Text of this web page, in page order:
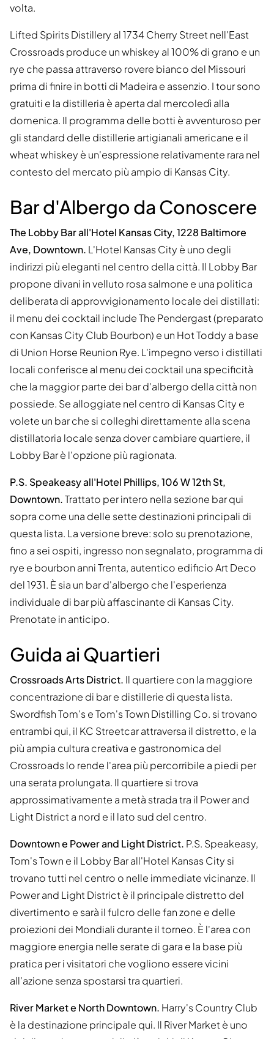
volta.
Lifted Spirits Distillery al 1734 Cherry Street nell'East
Crossroads produce un whiskey al 100% di grano e un
rye che passa attraverso rovere bianco del Missouri
prima di finire in botti di Madeira e assenzio. I tour sono
gratuiti e la distilleria è aperta dal mercoledì alla
domenica. Il programma delle botti è avventuroso per
gli standard delle distillerie artigianali americane e il
wheat whiskey è un'espressione relativamente rara nel
contesto del mercato più ampio di Kansas City.
Bar d'Albergo da Conoscere
The Lobby Bar all'Hotel Kansas City, 1228 Baltimore
Ave, Downtown. L'Hotel Kansas City è uno degli
indirizzi più eleganti nel centro della città. Il Lobby Bar
propone divani in velluto rosa salmone e una politica
deliberata di approvvigionamento locale dei distillati:
il menu dei cocktail include The Pendergast (preparato
con Kansas City Club Bourbon) e un Hot Toddy a base
di Union Horse Reunion Rye. L'impegno verso i distillati
locali conferisce al menu dei cocktail una specificità
che la maggior parte dei bar d'albergo della città non
possiede. Se alloggiate nel centro di Kansas City e
volete un bar che si colleghi direttamente alla scena
distillatoria locale senza dover cambiare quartiere, il
Lobby Bar è l'opzione più ragionata.
P.S. Speakeasy all'Hotel Phillips, 106 W 12th St,
Downtown.Trattato per intero nella sezione bar qui
sopra come una delle sette destinazioni principali di
questa lista. La versione breve: solo su prenotazione,
fino a sei ospiti, ingresso non segnalato, programma di
rye e bourbon anni Trenta, autentico edificio Art Deco
del 1931. È sia un bar d'albergo che l'esperienza
individuale di bar più affascinante di Kansas City.
Prenotate in anticipo.
Guida ai Quartieri
Crossroads Arts District. Il quartiere con la maggiore
concentrazione di bar e distillerie di questa lista.
Swordfish Tom's e Tom's Town Distilling Co. si trovano
entrambi qui, il KC Streetcar attraversa il distretto, e la
più ampia cultura creativa e gastronomica del
Crossroads lo rende l'area più percorribile a piedi per
una serata prolungata. Il quartiere si trova
approssimativamente a metà strada tra il Power and
Light District a nord e il lato sud del centro.
Downtown e Power and Light District. P.S. Speakeasy,
Tom's Town e il Lobby Bar all'Hotel Kansas City si
trovano tutti nel centro o nelle immediate vicinanze. Il
Power and Light District è il principale distretto del
divertimento e sarà il fulcro delle fan zone e delle
proiezioni dei Mondiali durante il torneo. È l'area con
maggiore energia nelle serate di gara e la base più
pratica per i visitatori che vogliono essere vicini
all'azione senza spostarsi tra quartieri.
River Market e North Downtown. Harry's Country Club
è la destinazione principale qui. Il River Market è uno